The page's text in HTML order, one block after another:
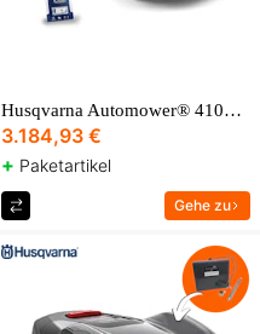
Husqvarna Automower® 410VE Black Plus-Paket
3.184,93 €
+ Paketartikel
Gehe zu